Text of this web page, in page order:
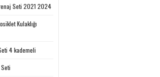
Seti 2021 2024
Kulaklığı
4 kademeli